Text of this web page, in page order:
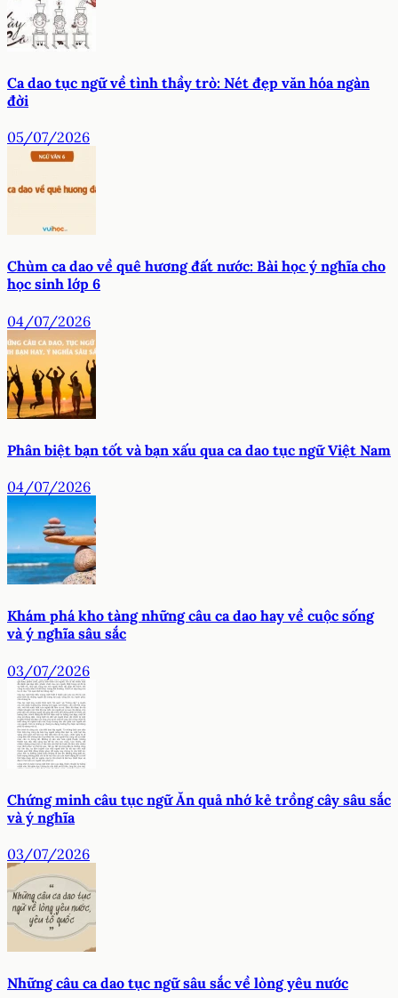
Ca dao tục ngữ về tình thầy trò: Nét đẹp văn hóa ngàn
đời
05/07/2026
Chùm ca dao về quê hương đất nước: Bài học ý nghĩa cho
học sinh lớp 6
04/07/2026
Phân biệt bạn tốt và bạn xấu qua ca dao tục ngữ Việt Nam
04/07/2026
Khám phá kho tàng những câu ca dao hay về cuộc sống
và ý nghĩa sâu sắc
03/07/2026
Chứng minh câu tục ngữ Ăn quả nhớ kẻ trồng cây sâu sắc
và ý nghĩa
03/07/2026
Những câu ca dao tục ngữ sâu sắc về lòng yêu nước